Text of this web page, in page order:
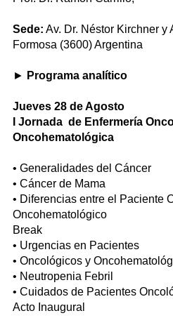
Sede: Av. Dr. Néstor Kirchner
Formosa (3600) Argentina
► Programa analítico
Jueves 28 de Agosto
I Jornada de Enfermería
Oncohematológica
• Generalidades del Cáncer
• Cáncer de Mama
• Diferencias entre el Paciente
Oncohematológico
Break
• Urgencias en Pacientes
• Oncológicos y
• Neutropenia Febril
• Cuidados de Pacientes
Acto Inaugural